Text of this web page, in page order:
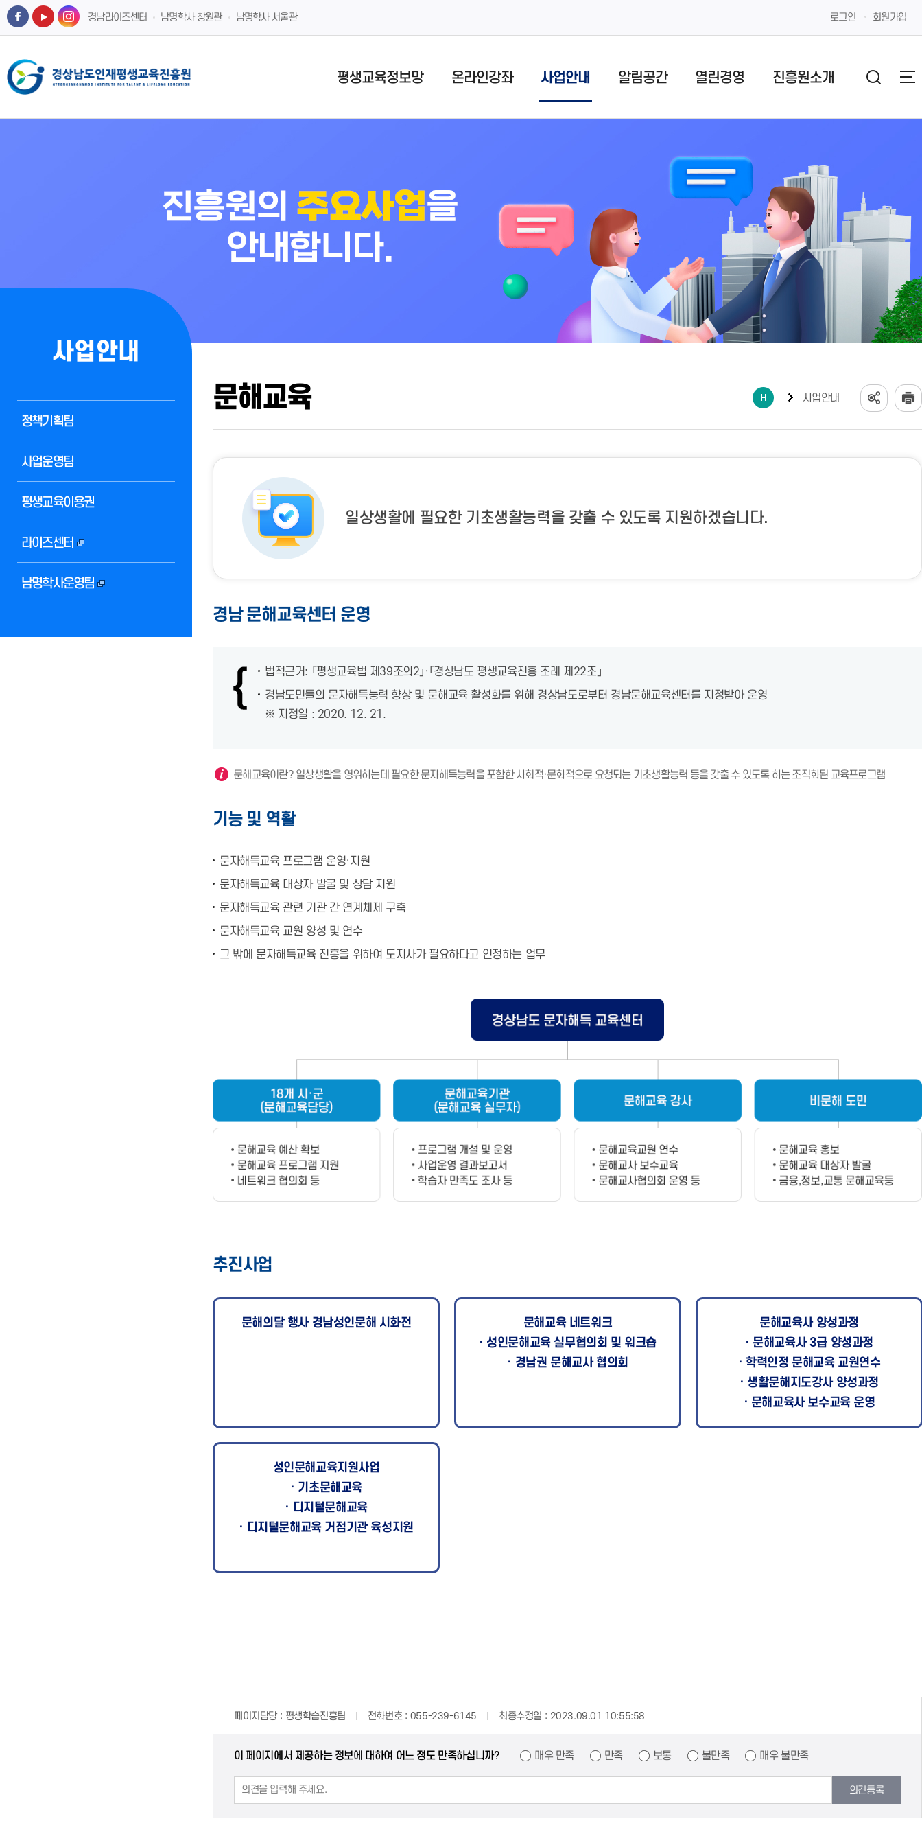
경남라이즈센터 남명학사 창원관 남명학사 서울관 로그인 회원가입
평생교육정보망 온라인강좌 사업안내 알림공간 열린경영 진흥원소개
사업안내
정책기획팀
사업운영팀
평생교육이용권
라이즈센터
남명학사운영팀
문해교육 사업안내
일상생활에 필요한 기초생활능력을 갖출 수 있도록 지원하겠습니다.
경남 문해교육센터 운영
법적근거: 「평생교육법 제39조의2」·「경상남도 평생교육진흥 조례 제22조」
경남도민들의 문자해득능력 향상 및 문해교육 활성화를 위해 경상남도로부터 경남문해교육센터를 지정받아 운영
※ 지정일 : 2020. 12. 21.
문해교육이란? 일상생활을 영위하는데 필요한 문자해득능력을 포함한 사회적·문화적으로 요청되는 기초생활능력 등을 갖출 수 있도록 하는 조직화된 교육프로그램
기능 및 역활
문자해득교육 프로그램 운영·지원
문자해득교육 대상자 발굴 및 상담 지원
문자해득교육 관련 기관 간 연계체제 구축
문자해득교육 교원 양성 및 연수
그 밖에 문자해득교육 진흥을 위하여 도지사가 필요하다고 인정하는 업무
추진사업
문해의달 행사 경남성인문해 시화전
문해교육 네트워크
· 성인문해교육 실무협의회 및 워크숍
· 경남권 문해교사 협의회
문해교육사 양성과정
· 문해교육사 3급 양성과정
· 학력인정 문해교육 교원연수
· 생활문해지도강사 양성과정
· 문해교육사 보수교육 운영
성인문해교육지원사업
· 기초문해교육
· 디지털문해교육
· 디지털문해교육 거점기관 육성지원
페이지담당 평생학습진흥팀 전화번호 055-239-6145 최종수정일 2023.09.01 10:55:58
이 페이지에서 제공하는 정보에 대하여 어느 정도 만족하십니까? 매우 만족 만족 보통 불만족 매우 불만족
의견등록